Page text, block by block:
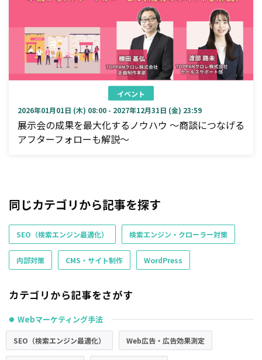
イベント
2026年01月01日 (木) 08:00 - 2027年12月31日 (金) 23:59
展示会の成果を最大化するノウハウ ～商談につなげる
アフターフォローも解説～
同じカテゴリから記事を探す
SEO（検索エンジン最適化） 検索エンジン・クローラー対策
内部対策 CMS・サイト制作 WordPress
カテゴリから記事をさがす
● Webマーケティング手法
SEO（検索エンジン最適化） Web広告・広告効果測定